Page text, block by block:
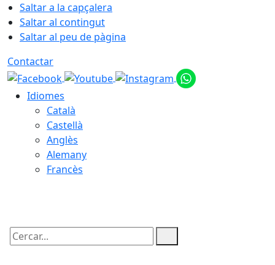
Saltar a la capçalera
Saltar al contingut
Saltar al peu de pàgina
Contactar
Idiomes
Català
Castellà
Anglès
Alemany
Francès
Cercar: